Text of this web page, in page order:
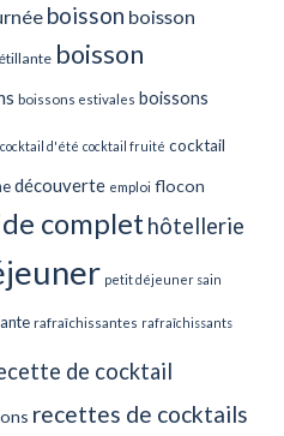
boisson boisson
boisson
boissons estivales boissons
cocktail d'été cocktail fruité cocktail
découverte emploi flocon
complethôtellerie
petit déjeuner sain
rafraîchissantes rafraîchissants
de cocktail
recettes de cocktails